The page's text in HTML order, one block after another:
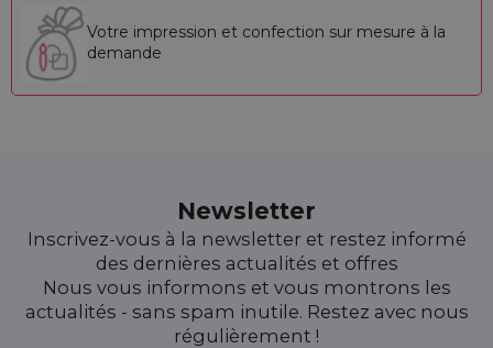
Votre impression et confection sur mesure à la
demande
Newsletter
Inscrivez-vous à la newsletter et restez informé
des dernières actualités et offres
Nous vous informons et vous montrons les
actualités - sans spam inutile. Restez avec nous
régulièrement !